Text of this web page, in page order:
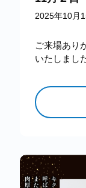
2025年10月
ご来場あり
いたしまし
マーケッ